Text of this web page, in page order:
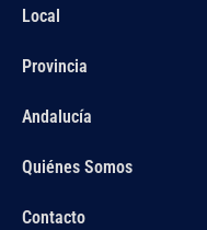
Local
Provincia
Andalucía
Quiénes Somos
Contacto